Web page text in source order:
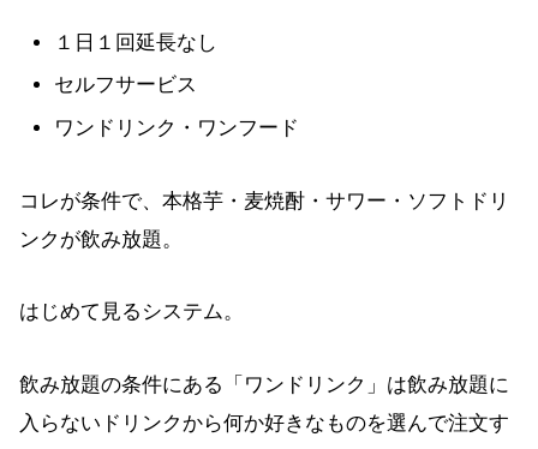
１日１回延長なし
セルフサービス
ワンドリンク・ワンフード
コレが条件で、本格芋・麦焼酎・サワー・ソフトドリ
ンクが飲み放題。
はじめて見るシステム。
飲み放題の条件にある「ワンドリンク」は飲み放題に
入らないドリンクから何か好きなものを選んで注文す